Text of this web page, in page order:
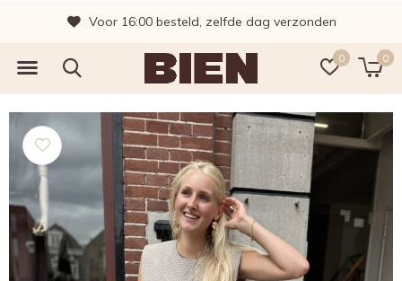
0 0
Voor 16:00 besteld, zelfde dag verzonden